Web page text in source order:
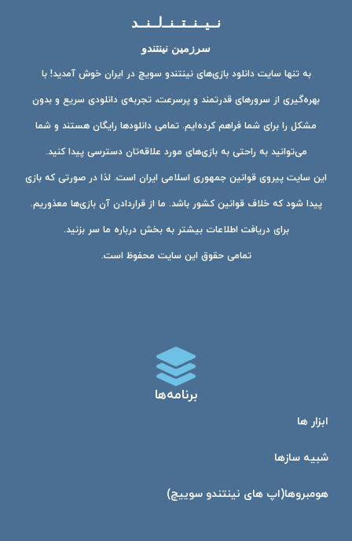
نــیــنــتــنــ‌لــنــد
سرزمین نینتندو
به تنها سایت دانلود بازی‌های نینتندو سویچ در ایران خوش آمدید! با
بهره‌گیری از سرورهای قدرتمند و پرسرعت، تجربه‌ی دانلودی سریع و بدون
مشکل را برای شما فراهم کرده‌ایم. تمامی دانلودها رایگان هستند و شما
می‌توانید به راحتی به بازی‌های مورد علاقه‌تان دسترسی پیدا کنید.
این سایت پیروی قوانین جمهوری اسلامی ایران است. لذا در صورتی که بازی
پیدا شود که خلاف قوانین کشور باشد. ما از قراردادن آن بازی‌ها معذوریم.
برای دریافت اطلاعات بیشتر به بخش درباره ما سر بزنید.
تمامی حقوق این سایت محفوظ است.
برنامه‌ها
ابزار ها
شبیه ساز‌ها
هومبرو‌ها(اپ های نینتندو سوییچ)